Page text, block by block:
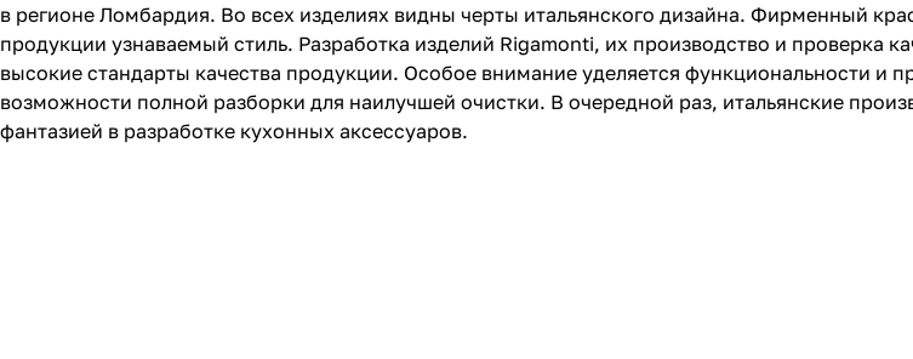
в регионе Ломбардия. Во всех изделиях видны черты итальянского дизайна. Фирменный
продукции узнаваемый стиль. Разработка изделий Rigamonti, их производство и проверка
высокие стандарты качества продукции. Особое внимание уделяется функциональности и
возможности полной разборки для наилучшей очистки. В очередной раз, итальянские
фантазией в разработке кухонных аксессуаров.